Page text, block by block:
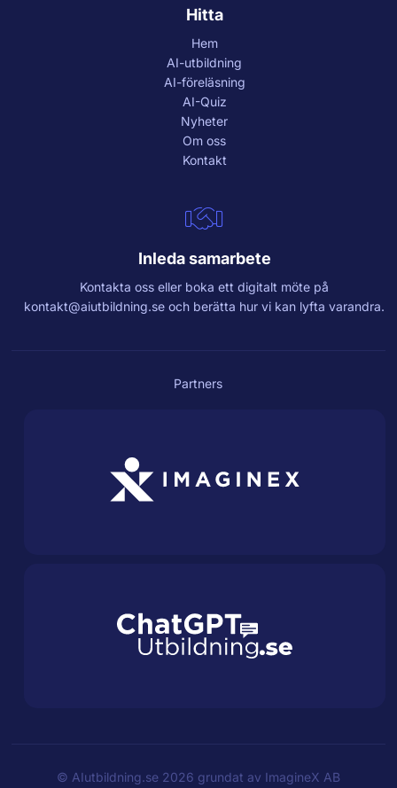
Hitta
Hem
AI-utbildning
AI-föreläsning
AI-Quiz
Nyheter
Om oss
Kontakt
Inleda samarbete
Kontakta oss eller boka ett digitalt möte på
kontakt@aiutbildning.se och berätta hur vi kan lyfta varandra.
Partners
© AIutbildning.se2026 grundat av ImagineX AB